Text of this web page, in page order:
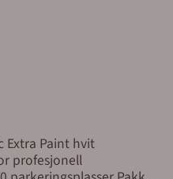
Extra Paint hvit
profesjonell